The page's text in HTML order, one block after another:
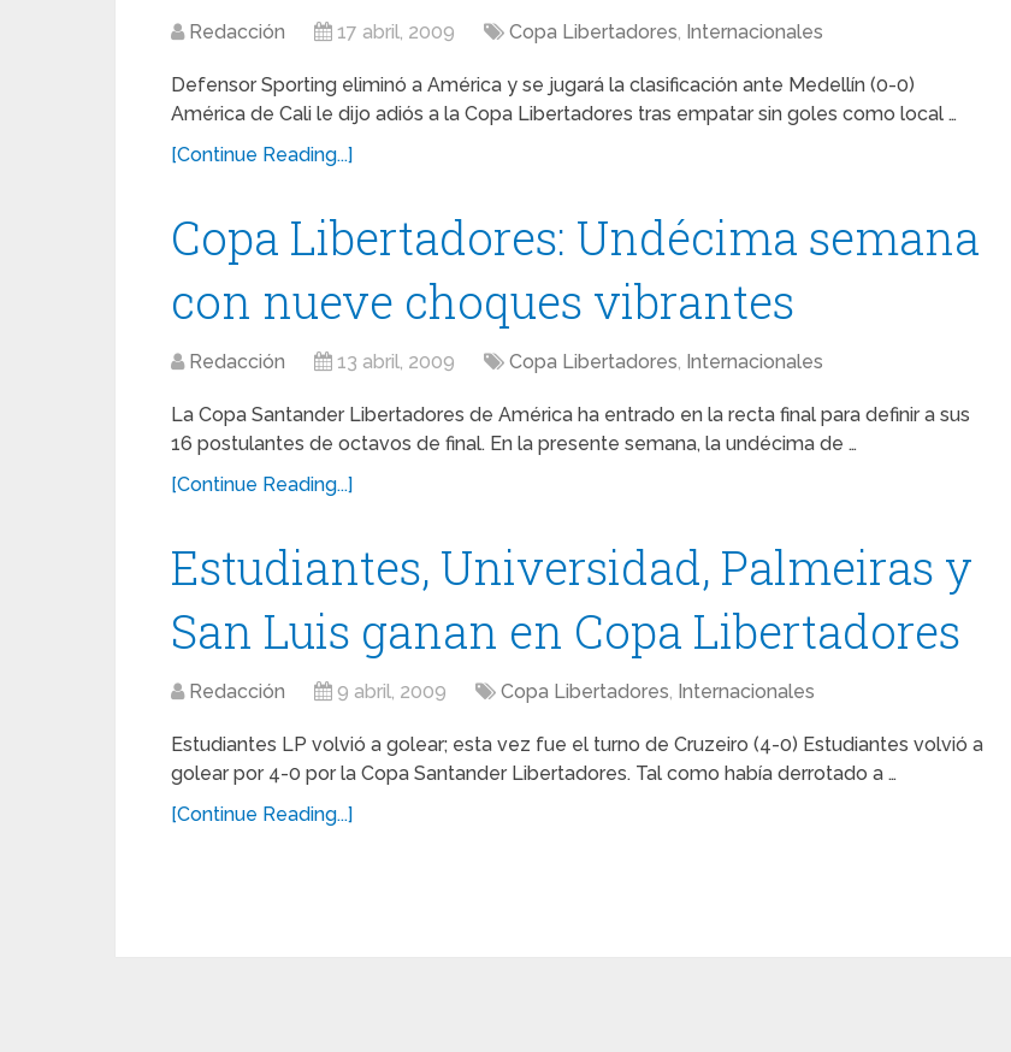
Redacción 17 abril, 2009 Copa Libertadores, Internacionales
Defensor Sporting eliminó a América y se jugará la clasificación ante Medellín (0-0)
América de Cali le dijo adiós a la Copa Libertadores tras empatar sin goles como local …
[Continue Reading...]
Copa Libertadores: Undécima semana
con nueve choques vibrantes
Redacción 13 abril, 2009 Copa Libertadores, Internacionales
La Copa Santander Libertadores de América ha entrado en la recta final para definir a sus
16 postulantes de octavos de final. En la presente semana, la undécima de …
[Continue Reading...]
Estudiantes, Universidad, Palmeiras y
San Luis ganan en Copa Libertadores
Redacción 9 abril, 2009 Copa Libertadores, Internacionales
Estudiantes LP volvió a golear; esta vez fue el turno de Cruzeiro (4-0) Estudiantes volvió a
golear por 4-0 por la Copa Santander Libertadores. Tal como había derrotado a …
[Continue Reading...]